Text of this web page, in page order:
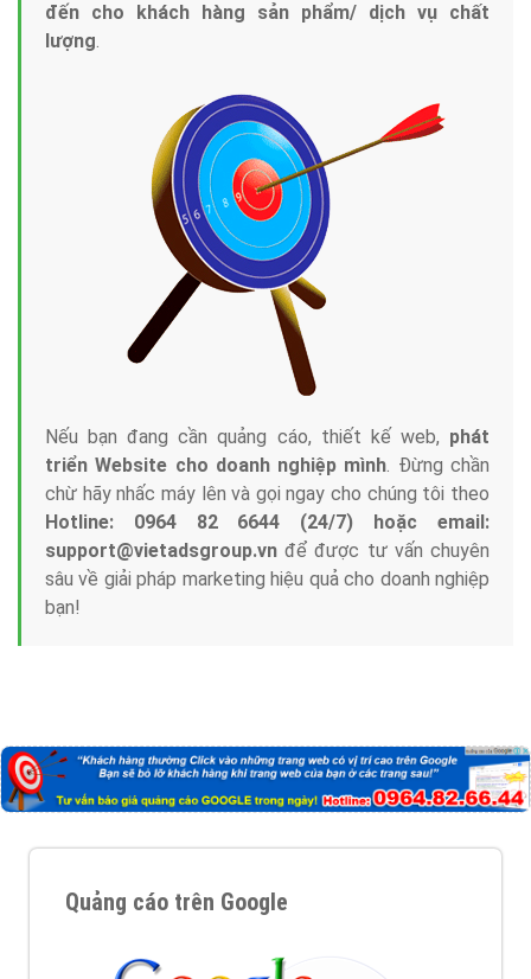
đến cho khách hàng sản phẩm/ dịch vụ chất
lượng.
Nếu bạn đang cần quảng cáo, thiết kế web, phát
triển Website cho doanh nghiệp mình. Đừng chần
chừ hãy nhấc máy lên và gọi ngay cho chúng tôi theo
Hotline: 0964 82 6644 (24/7) hoặc email:
support@vietadsgroup.vn để được tư vấn chuyên
sâu về giải pháp marketing hiệu quả cho doanh nghiệp
bạn!
Quảng cáo trên Google